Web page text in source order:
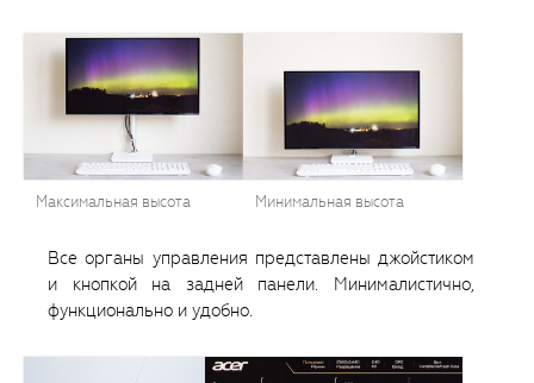
Максимальная высота Минимальная высота
Все органы управления представлены джойстиком
и кнопкой на задней панели. Минималистично,
функционально и удобно.